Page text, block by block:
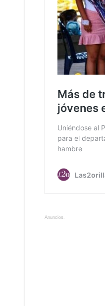
Anuncios.